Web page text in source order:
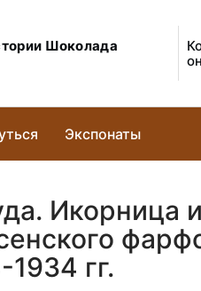
Шоколада
Экспонаты
Икорница
1934 гг.